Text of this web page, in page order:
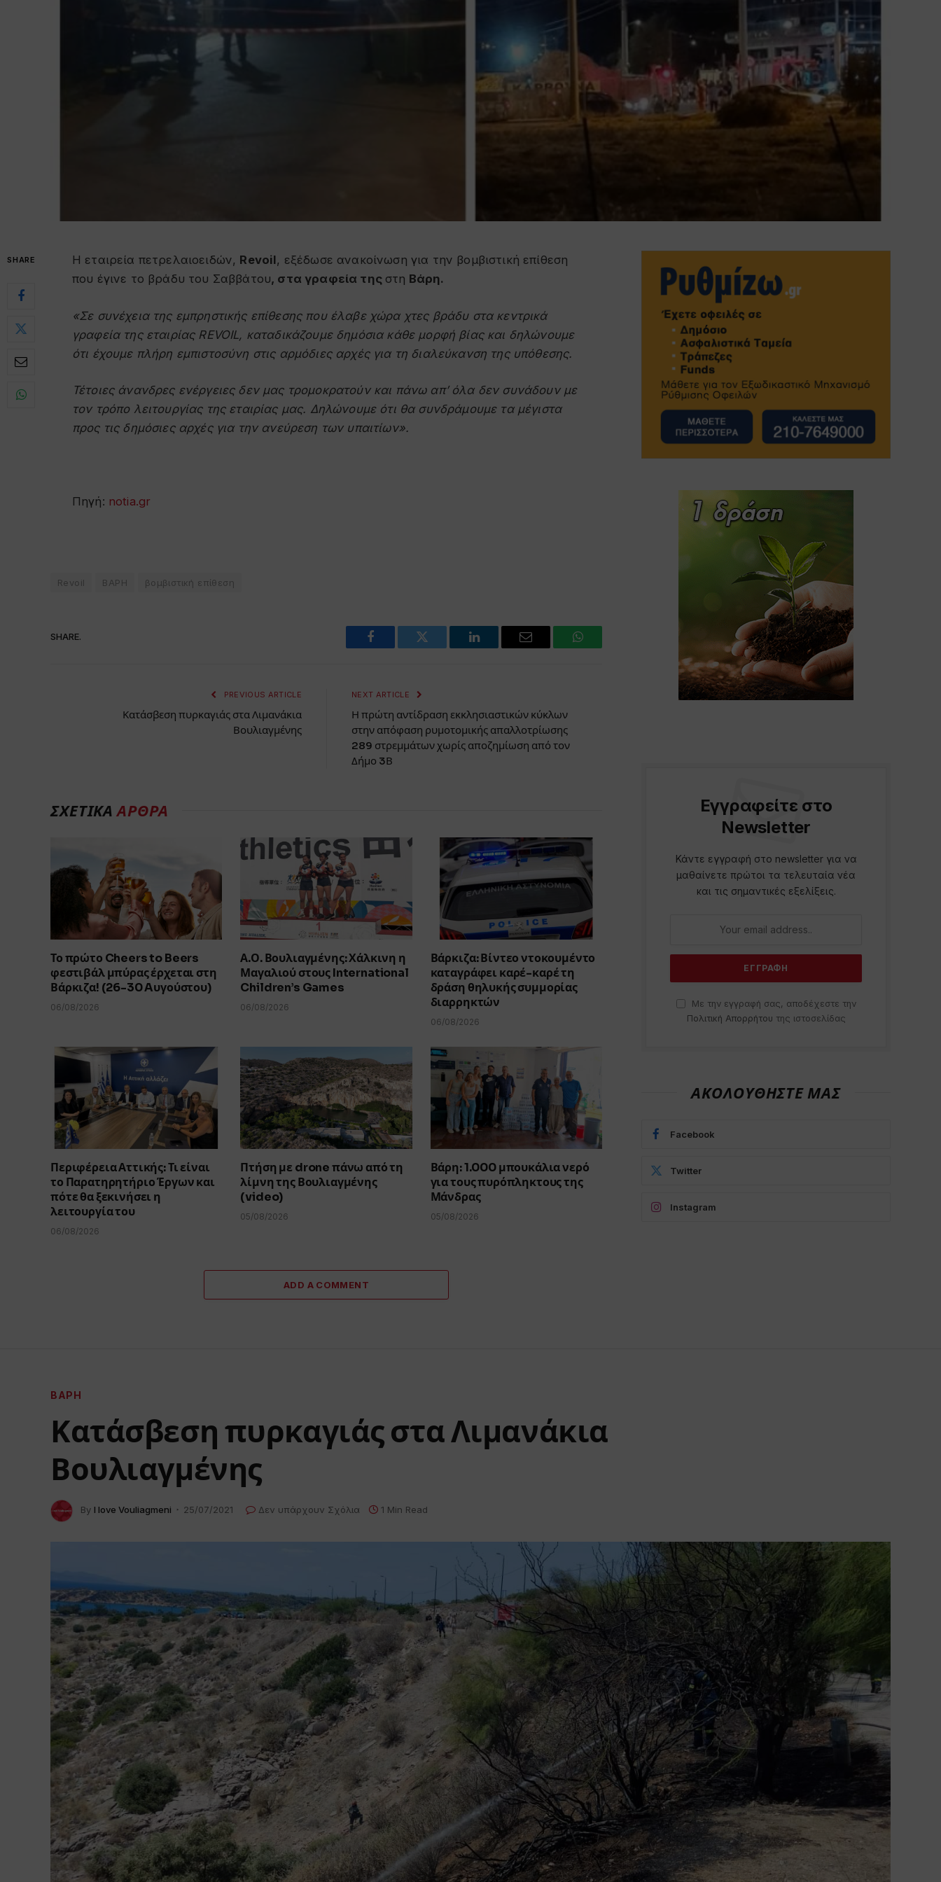
SHARE H εταιρεία πετρελαιοειδών, Revoil, εξέδωσε ανακοίνωση για την βομβιστική επίθεση
που έγινε το βράδυ του Σαββάτου, στα γραφεία της στη Βάρη.
«Σε συνέχεια της εμπρηστικής επίθεσης που έλαβε χώρα χτες βράδυ στα κεντρικά
γραφεία της εταιρίας REVOIL, καταδικάζουμε δημόσια κάθε μορφή βίας και δηλώνουμε
ότι έχουμε πλήρη εμπιστοσύνη στις αρμόδιες αρχές για τη διαλεύκανση της υπόθεσης.
Τέτοιες άνανδρες ενέργειες δεν μας τρομοκρατούν και πάνω απ’ όλα δεν συνάδουν με
τον τρόπο λειτουργίας της εταιρίας μας. Δηλώνουμε ότι θα συνδράμουμε τα μέγιστα
προς τις δημόσιες αρχές για την ανεύρεση των υπαιτίων».
Πηγή: notia.gr
Revoil ΒΑΡΗ βομβιστική επίθεση
SHARE.
Facebook Twitter LinkedIn Email WhatsApp
PREVIOUS ARTICLE
Κατάσβεση πυρκαγιάς στα Λιμανάκια
Βουλιαγμένης
NEXT ARTICLE
Η πρώτη αντίδραση εκκλησιαστικών κύκλων
στην απόφαση ρυμοτομικής απαλλοτρίωσης
289 στρεμμάτων χωρίς αποζημίωση από τον
Δήμο 3Β
ΣΧΕΤΙΚΑΑΡΘΡΑ
Το πρώτο Cheers to Beers
φεστιβάλ μπύρας έρχεται στη
Βάρκιζα! (26-30 Aυγούστου)
06/08/2026
Α.Ο. Βουλιαγμένης: Χάλκινη η
Μαγαλιού στους International
Children’s Games
06/08/2026
Βάρκιζα: Βίντεο ντοκουμέντο
καταγράφει καρέ-καρέ τη
δράση θηλυκής συμμορίας
διαρρηκτών
06/08/2026
Περιφέρεια Αττικής: Τι είναι
το Παρατηρητήριο Έργων και
πότε θα ξεκινήσει η
λειτουργία του
06/08/2026
Πτήση με drone πάνω από τη
λίμνη της Βουλιαγμένης
(video)
05/08/2026
Βάρη: 1.000 μπουκάλια νερό
για τους πυρόπληκτους της
Μάνδρας
05/08/2026
ADD A COMMENT
Εγγραφείτε στο
Newsletter
Κάντε εγγραφή στο newsletter για να
μαθαίνετε πρώτοι τα τελευταία νέα
και τις σημαντικές εξελίξεις.
Με την εγγραφή σας, αποδέχεστε την
Πολιτική Απορρήτου της ιστοσελίδας
ΑΚΟΛΟΥΘΗΣΤΕ ΜΑΣ
Facebook
Twitter
Instagram
ΒΆΡΗ
Κατάσβεση πυρκαγιάς στα Λιμανάκια
Βουλιαγμένης
By I love Vouliagmeni 25/07/2021 Δεν υπάρχουν Σχόλια 1 Min Read